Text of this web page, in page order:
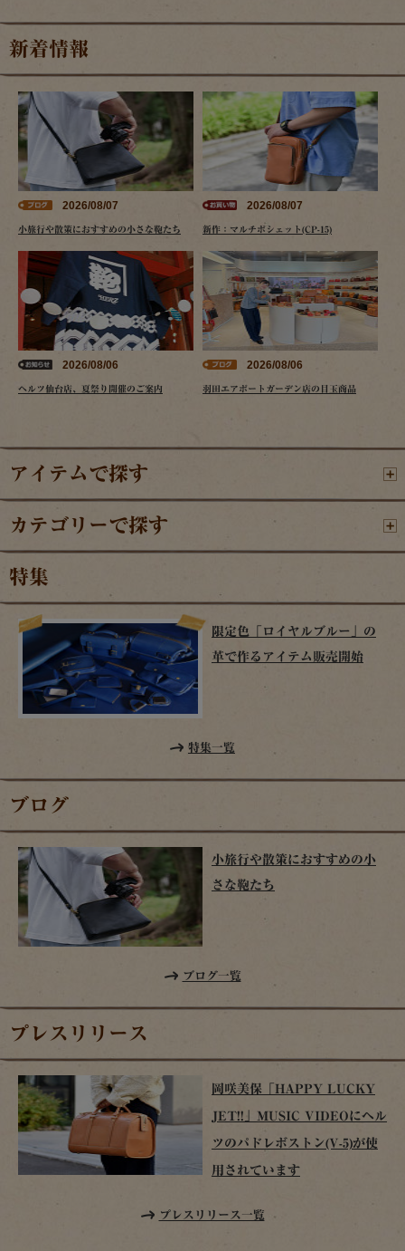
新着情報
2026/08/07
小旅行や散策におすすめの小さな鞄たち
2026/08/07
新作：マルチポシェット(CP-15)
2026/08/06
ヘルツ仙台店、夏祭り開催のご案内
2026/08/06
羽田エアポートガーデン店の目玉商品
アイテムで探す
カテゴリーで探す
特集
限定色「ロイヤルブルー」の
革で作るアイテム販売開始
特集一覧
ブログ
小旅行や散策におすすめの小
さな鞄たち
ブログ一覧
プレスリリース
岡咲美保「HAPPY LUCKY
JET!!」MUSIC VIDEOにヘル
ツのパドレボストン(V-5)が使
用されています
プレスリリース一覧